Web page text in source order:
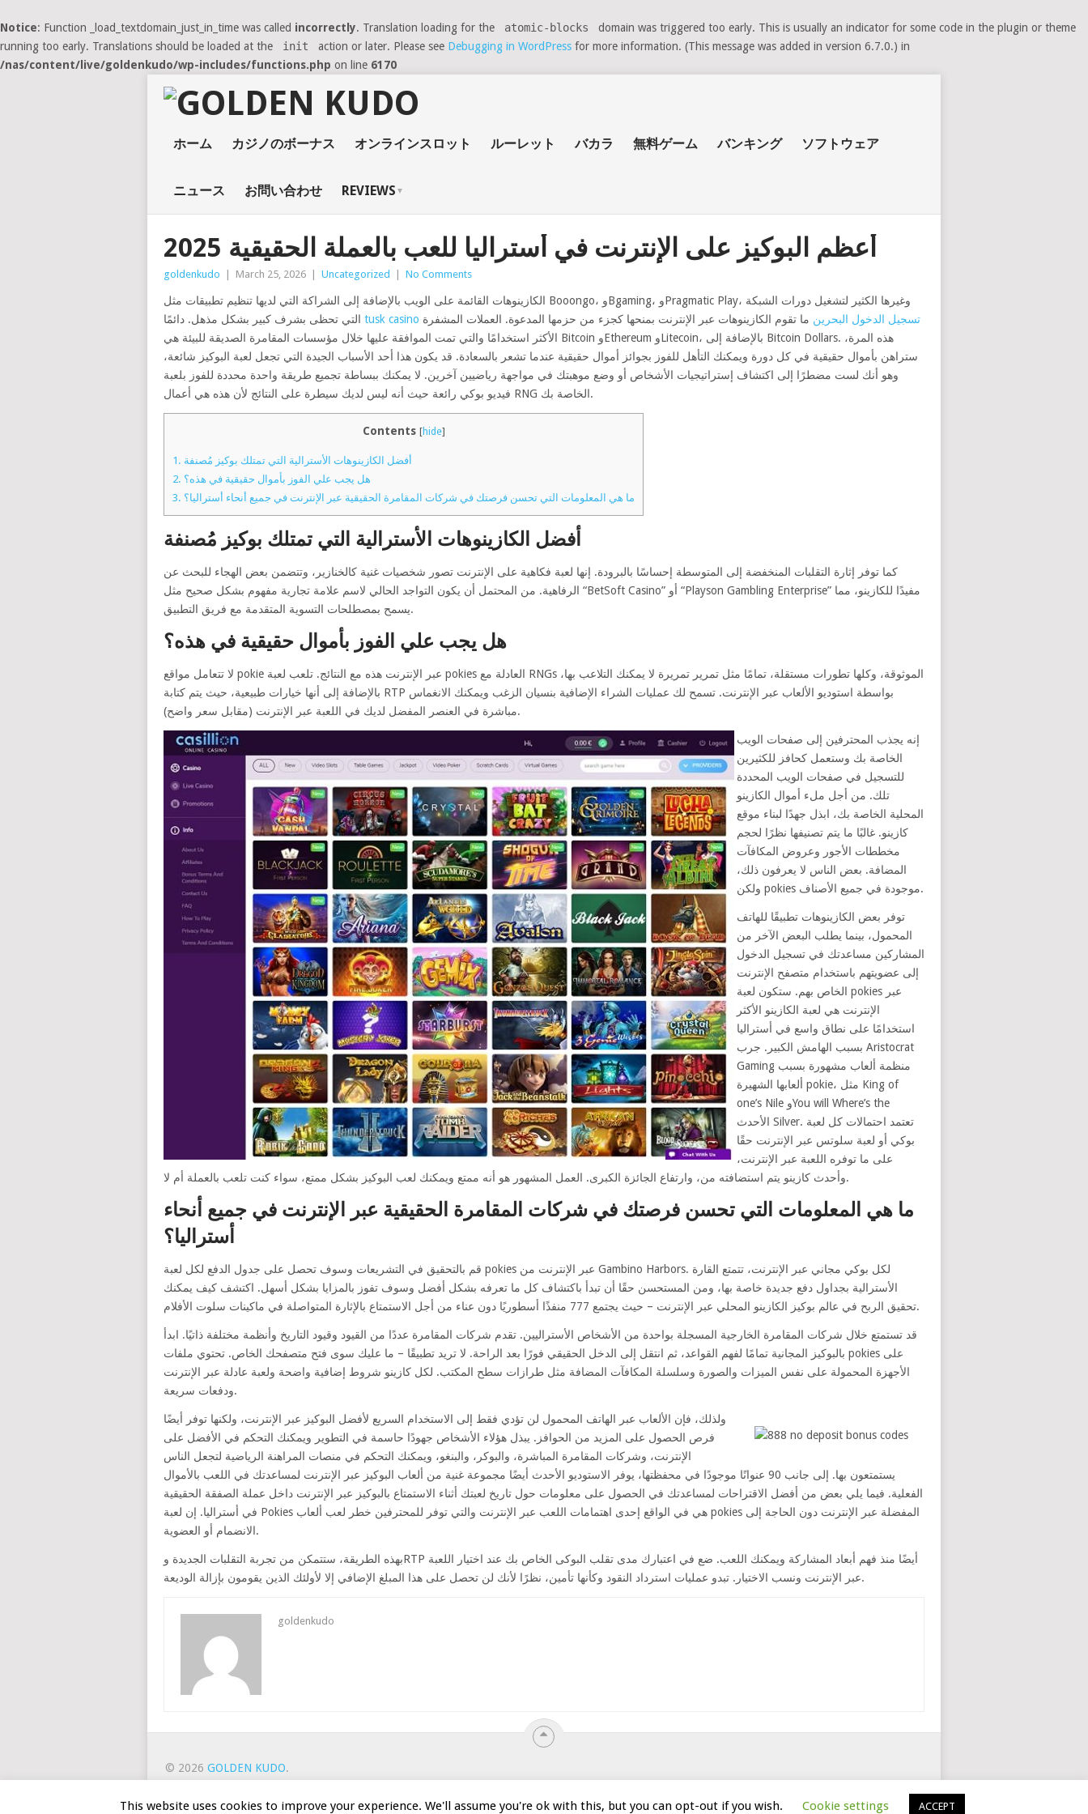
Notice: Function _load_textdomain_just_in_time was called incorrectly. Translation loading for the atomic-blocks
domain was triggered too early. This is usually an indicator for some code in the plugin or theme
running too early. Translations should be loaded at the
init action or later. Please see Debugging in WordPress for more information. (This message was added in version 6.7.0.) in
/nas/content/live/goldenkudo/wp-includes/functions.php on line 6170
ホーム カジノのボーナス オンラインスロット ルーレット バカラ 無料ゲーム バンキング ソフトウェア
ニュース お問い合わせ REVIEWS
أعظم البوكيز على الإنترنت في أستراليا للعب بالعملة الحقيقية 2025
goldenkudo March 25, 2026 Uncategorized No Comments
الكازينوهات القائمة على الويب بالإضافة إلى الشراكة التي لديها تنظيم تطبيقات مثل Booongo، وBgaming، وPragmatic Play، وغيرها الكثير لتشغيل دورات الشبكة
tusk casino تسجيل الدخول البحرين ما تقوم الكازينوهات عبر الإنترنت بمنحها كجزء من حزمها المدعوة. العملات المشفرة
الأكثر استخدامًا والتي تمت الموافقة عليها خلال مؤسسات المقامرة الصديقة للبيئة هي Bitcoin وEthereum وLitecoin، بالإضافة إلى Bitcoin Dollars. هذه المرة،
ستراهن بأموال حقيقية في كل دورة ويمكنك التأهل للفوز بجوائز أموال حقيقية عندما تشعر بالسعادة. قد يكون هذا أحد الأسباب الجيدة التي تجعل لعبة البوكيز شائعة،
وهو أنك لست مضطرًا إلى اكتشاف إستراتيجيات الأشخاص أو وضع موهبتك في مواجهة رياضيين آخرين. لا يمكنك ببساطة تجميع طريقة واحدة محددة للفوز بلعبة
فيديو بوكي رائعة حيث أنه ليس لديك سيطرة على النتائج لأن هذه هي أعمال RNG الخاصة بك.
Contents [hide]
1. أفضل الكازينوهات الأسترالية التي تمتلك بوكيز مُصنفة
2. هل يجب علي الفوز بأموال حقيقية في هذه؟
3. ما هي المعلومات التي تحسن فرصتك في شركات المقامرة الحقيقية عبر الإنترنت في جميع أنحاء أستراليا؟
أفضل الكازينوهات الأسترالية التي تمتلك بوكيز مُصنفة
كما توفر إثارة التقلبات المنخفضة إلى المتوسطة إحساسًا بالبرودة. إنها لعبة فكاهية على الإنترنت تصور شخصيات غنية كالخنازير، وتتضمن بعض الهجاء للبحث عن
الرفاهية. من المحتمل أن يكون التواجد الحالي لاسم علامة تجارية مفهوم بشكل صحيح مثل “BetSoft Casino” أو “Playson Gambling Enterprise” مفيدًا للكازينو، مما
يسمح بمصطلحات التسوية المتقدمة مع فريق التطبيق.
هل يجب علي الفوز بأموال حقيقية في هذه؟
لا تتعامل مواقع pokie عبر الإنترنت هذه مع النتائج. تلعب لعبة pokies العادلة مع RNGs الموثوقة، وكلها تطورات مستقلة، تمامًا مثل تمرير تمريرة لا يمكنك التلاعب بها،
بالإضافة إلى أنها خيارات طبيعية، حيث يتم كتابة RTP بواسطة استوديو الألعاب عبر الإنترنت. تسمح لك عمليات الشراء الإضافية بنسيان الزغب ويمكنك الانغماس
مباشرة في العنصر المفضل لديك في اللعبة عبر الإنترنت (مقابل سعر واضح).
إنه يجذب المحترفين إلى صفحات الويب
الخاصة بك وستعمل كحافز للكثيرين
للتسجيل في صفحات الويب المحددة
تلك. من أجل ملء أموال الكازينو
المحلية الخاصة بك، ابذل جهدًا لبناء موقع
كازينو. غالبًا ما يتم تصنيفها نظرًا لحجم
مخططات الأجور وعروض المكافآت
المضافة. بعض الناس لا يعرفون ذلك،
ولكن pokies موجودة في جميع الأصناف.
توفر بعض الكازينوهات تطبيقًا للهاتف
المحمول، بينما يطلب البعض الآخر من
المشاركين مساعدتك في تسجيل الدخول
إلى عضويتهم باستخدام متصفح الإنترنت
الخاص بهم. ستكون لعبة pokies عبر
الإنترنت هي لعبة الكازينو الأكثر
استخدامًا على نطاق واسع في أستراليا
بسبب الهامش الكبير. جرب Aristocrat
Gaming منظمة ألعاب مشهورة بسبب
ألعابها الشهيرة pokie، مثل King of
one’s Nile وYou will Where’s the
الأحدث Silver. تعتمد احتمالات كل لعبة
بوكي أو لعبة سلوتس عبر الإنترنت حقًا
على ما توفره اللعبة عبر الإنترنت،
وأحدث كازينو يتم استضافته من، وارتفاع الجائزة الكبرى. العمل المشهور هو أنه ممتع ويمكنك لعب البوكيز بشكل ممتع، سواء كنت تلعب بالعملة أم لا.
ما هي المعلومات التي تحسن فرصتك في شركات المقامرة الحقيقية عبر الإنترنت في جميع أنحاء
أستراليا؟
قم بالتحقيق في التشريعات وسوف تحصل على جدول الدفع لكل لعبة pokies عبر الإنترنت من Gambino Harbors. لكل بوكي مجاني عبر الإنترنت، تتمتع القارة
الأسترالية بجداول دفع جديدة خاصة بها، ومن المستحسن حقًا أن تبدأ باكتشاف كل ما تعرفه بشكل أفضل وسوف تفوز بالمزايا بشكل أسهل. اكتشف كيف يمكنك
تحقيق الربح في عالم بوكيز الكازينو المحلي عبر الإنترنت – حيث يجتمع 777 منفذًا أسطوريًا دون عناء من أجل الاستمتاع بالإثارة المتواصلة في ماكينات سلوت الأفلام.
قد تستمتع خلال شركات المقامرة الخارجية المسجلة بواحدة من الأشخاص الأستراليين. تقدم شركات المقامرة عددًا من القيود وقيود التاريخ وأنظمة مختلفة ذاتيًا. ابدأ
بالبوكيز المجانية تمامًا لفهم القواعد، ثم انتقل إلى الدخل الحقيقي فورًا بعد الراحة. لا تريد تطبيقًا – ما عليك سوى فتح متصفحك الخاص. تحتوي ملفات pokies على
الأجهزة المحمولة على نفس الميزات والصورة وسلسلة المكافآت المضافة مثل طرازات سطح المكتب. لكل كازينو شروط إضافية واضحة ولعبة عادلة عبر الإنترنت
ودفعات سريعة.
ولذلك، فإن الألعاب عبر الهاتف المحمول لن تؤدي فقط إلى الاستخدام السريع لأفضل البوكيز عبر الإنترنت، ولكنها توفر أيضًا
فرص الحصول على المزيد من الحوافز. يبذل هؤلاء الأشخاص جهودًا حاسمة في التطوير ويمكنك التحكم في الأفضل على
الإنترنت، وشركات المقامرة المباشرة، والبوكر، والبنغو، ويمكنك التحكم في منصات المراهنة الرياضية لتجعل الناس
يستمتعون بها. إلى جانب 90 عنوانًا موجودًا في محفظتها، يوفر الاستوديو الأحدث أيضًا مجموعة غنية من ألعاب البوكيز عبر الإنترنت لمساعدتك في اللعب بالأموال
الفعلية. فيما يلي بعض من أفضل الاقتراحات لمساعدتك في الحصول على معلومات حول تاريخ لعبتك أثناء الاستمتاع بالبوكيز عبر الإنترنت داخل عملة الصفقة الحقيقية
في أستراليا. إن لعبة Pokies هي في الواقع إحدى اهتمامات اللعب عبر الإنترنت والتي توفر للمحترفين خطر لعب ألعاب pokies المفضلة عبر الإنترنت دون الحاجة إلى
الانضمام أو العضوية.
بهذه الطريقة، ستتمكن من تجربة التقلبات الجديدة وRTP أيضًا منذ فهم أبعاد المشاركة ويمكنك اللعب. ضع في اعتبارك مدى تقلب البوكى الخاص بك عند اختيار اللعبة
عبر الإنترنت ونسب الاختيار. تبدو عمليات استرداد النقود وكأنها تأمين، نظرًا لأنك لن تحصل على هذا المبلغ الإضافي إلا لأولئك الذين يقومون بإزالة الوديعة.
goldenkudo
© 2026 GOLDEN KUDO.
This website uses cookies to improve your experience. We'll assume you're ok with this, but you can opt-out if you wish. Cookie settings ACCEPT